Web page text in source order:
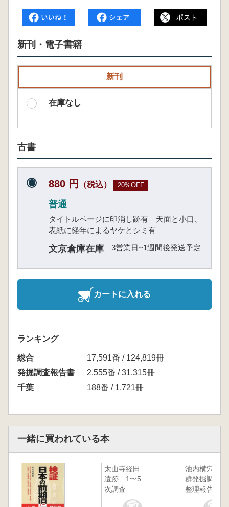
新刊・電子書籍
新刊
在庫なし
古書
880 円 （税込） 20%OFF
普通
タイトルページに印消し跡有 天面と小口、
表紙に経年によるヤケとシミ有
文京倉庫在庫 3営業日~1週間後発送予定
カートに入れる
ランキング
総合
17,591番 / 124,819冊
発掘調査報告書
2,555番 / 31,315冊
千葉
188番 / 1,721冊
一緒に買われている本
太山寺経田
遺跡 1〜5
次調査
池内横穴墓
群発掘調査
整理報告書